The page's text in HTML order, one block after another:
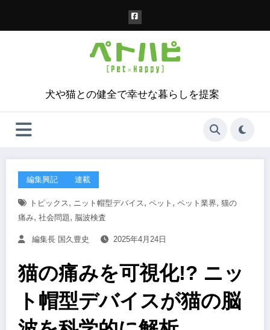
犬や猫との健全で幸せな暮らしを提案
編集興記 連載
トピックス, ニット帽型デバイス, ペット , ペット業界, 猫の
痛み, 社会問題, 脳波検査
編集長 国久豊史 2025年4月24日
猫の痛みを可視化!? ニッ
ト帽型デバイスが猫の脳